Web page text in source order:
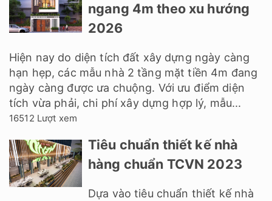
ngang 4m theo xu hướng
2026
Hiện nay do diện tích đất xây dựng ngày càng
hạn hẹp, các mẫu nhà 2 tầng mặt tiền 4m đang
ngày càng được ưa chuộng. Với ưu điểm diện
tích vừa phải, chi phí xây dựng hợp lý, mẫu...
16512 Lượt xem
Tiêu chuẩn thiết kế nhà
hàng chuẩn TCVN 2023
Dựa vào tiêu chuẩn thiết kế nhà